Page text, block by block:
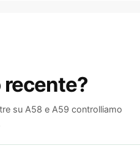
su A58 e A59 controlliamo